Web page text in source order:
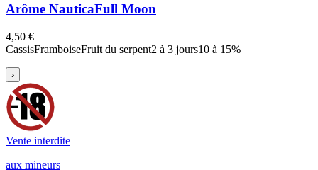
Arôme NauticaFull Moon
4,50 €
CassisFramboiseFruit du serpent2 à 3 jours10 à 15%
›
Vente interdite
aux mineurs